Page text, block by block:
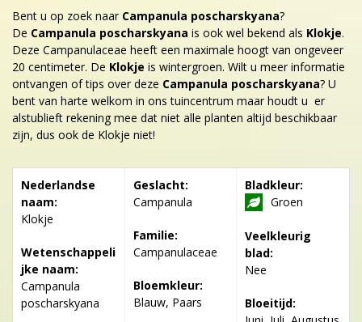
Bent u op zoek naar Campanula poscharskyana?
De Campanula poscharskyana is ook wel bekend als Klokje.
Deze Campanulaceae heeft een maximale hoogt van ongeveer
20 centimeter. De Klokje is wintergroen. Wilt u meer informatie
ontvangen of tips over deze Campanula poscharskyana? U
bent van harte welkom in ons tuincentrum maar houdt u er
alstublieft rekening mee dat niet alle planten altijd beschikbaar
zijn, dus ook de Klokje niet!
Nederlandse
naam:
Klokje
Wetenschappeli
jke naam:
Campanula
poscharskyana
Geslacht:
Campanula
Familie:
Campanulaceae
Bloemkleur:
Blauw, Paars
Bladkleur:
Groen
Veelkleurig
blad:
Nee
Bloeitijd: